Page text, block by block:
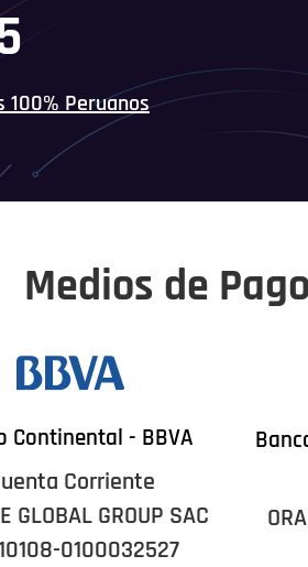
100% Peruanos
Medios de
Continental - BBVA
Corriente
GLOBAL GROUP SAC
0100032527